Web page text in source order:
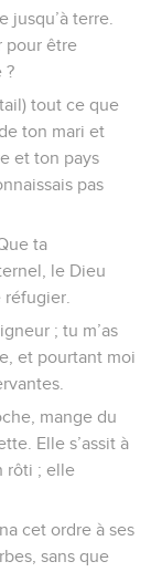
jusqu’à terre.
pour être
?
tout ce que
ton mari et
et ton pays
pas
ta
le Dieu
réfugier.
; tu m’as
et pourtant moi
mange du
Elle s’assit à
rôti ; elle
cet ordre à ses
sans que